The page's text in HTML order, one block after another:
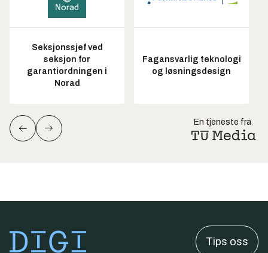
Seksjonssjef ved
seksjon for
garantiordningen i
Norad
Fagansvarlig teknologi
og løsningsdesign
En tjeneste fra
Tips oss